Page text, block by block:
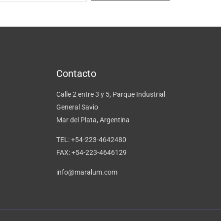
Contacto
Calle 2 entre 3 y 5, Parque Industrial
General Savio
Mar del Plata, Argentina
TEL: +54-223-4642480
FAX: +54-223-4646129
info@maralum.com